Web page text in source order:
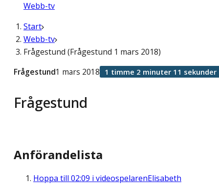
Webb-tv
Start
Webb-tv
Frågestund (Frågestund 1 mars 2018)
Frågestund
Frågestund1 mars 2018 1 timme 2 minuter 11 sekunder
Anförandelista
Hoppa till 02:09 i videospelarenElisabeth